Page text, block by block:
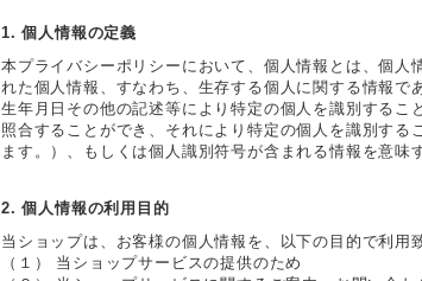
1. 個人情報の定義
本プライバシーポリシーにおいて、個人情報とは、個人
れた個人情報、すなわち、生存する個人に関する情報で
生年月日その他の記述等により特定の個人を識別するこ
照合することができ、それにより特定の個人を識別する
ます。）、もしくは個人識別符号が含まれる情報を意味
2. 個人情報の利用目的
当ショップは、お客様の個人情報を、以下の目的で利用
（１） 当ショップサービスの提供のため